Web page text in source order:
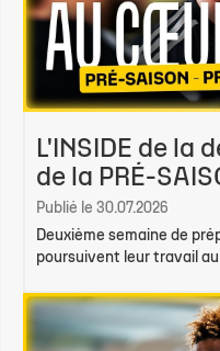
L'INSIDE de la
de la PRÉ-
Publié le 30.07.2026
Deuxième semaine de
poursuivent leur travail